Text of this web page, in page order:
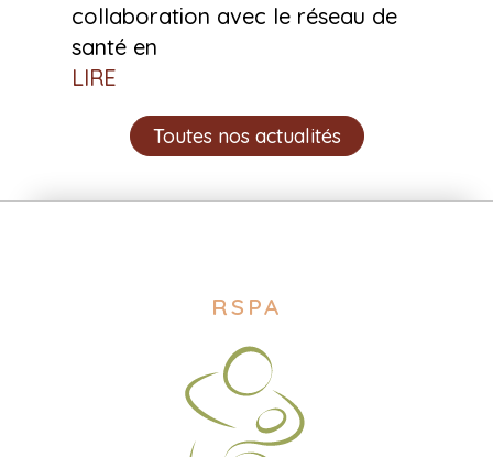
collaboration avec le réseau de
santé en
LIRE
Toutes nos actualités
RSPA